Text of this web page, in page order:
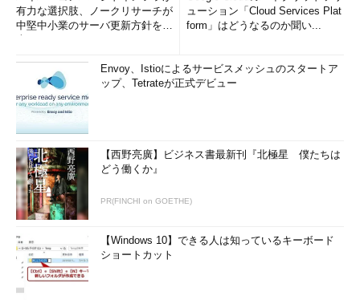
有力な選択肢、ノークリサーチが
中堅中小業のサーバ更新方針を調
ューション「Cloud Services Plat
form」はどうなるのか聞い...
Envoy、Istioによるサービスメッシュのスタートア
ップ、Tetrateが正式デビュー
【西野亮廣】ビジネス書最新刊『北極星 僕たちは
どう働くか』
PR(FINCHI on GOETHE)
【Windows 10】できる人は知っているキーボード
ショートカット